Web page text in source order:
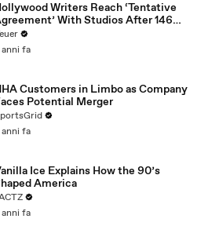
Writers Reach ‘Tentative
With Studios After 146
Strike
fa
Customers in Limbo as Company
Potential Merger
fa
Ice Explains How the 90’s
America
fa